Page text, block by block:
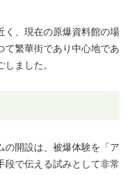
く、現在の原爆資料館の場
て繁華街であり中心地であ
ました。
の開設は、被爆体験を「ア
段で伝える試みとして非常